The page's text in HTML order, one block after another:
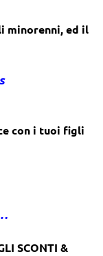
minorenni, ed il
con i tuoi figli
SCONTI &